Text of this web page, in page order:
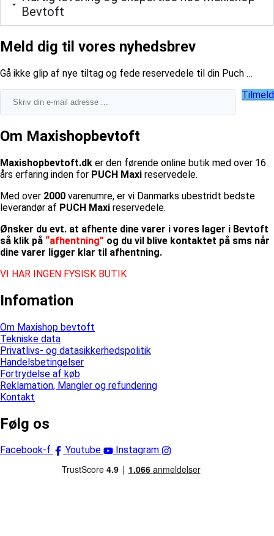
Bevtoft
Meld dig til vores nyhedsbrev
​Gå ikke glip af nye tiltag og fede reservedele til din Puch …
Tilmeld
Om Maxishopbevtoft
Maxishopbevtoft.dk er den førende online butik med over 16
års erfaring inden for PUCH Maxi reservedele.
Med over 2000 varenumre, er vi Danmarks ubestridt bedste
leverandør af PUCH Maxi reservedele.
Ønsker du evt. at afhente dine varer i vores lager i Bevtoft
så klik på “afhentning” og du vil blive kontaktet på sms når
dine varer ligger klar til afhentning.
VI HAR INGEN FYSISK BUTIK
Infomation
Om Maxishop bevtoft
Tekniske data
Privatlivs- og datasikkerhedspolitik
Handelsbetingelser
Fortrydelse af køb
Reklamation, Mangler og refundering
Kontakt
Følg os
Facebook-f Youtube Instagram